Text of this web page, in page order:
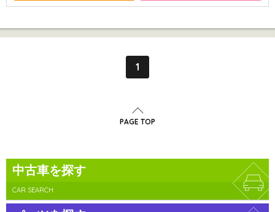
1
PAGE TOP
中古車を探す
CAR SEARCH